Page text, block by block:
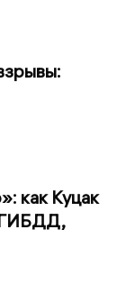
как Куцак
ГИБДД,